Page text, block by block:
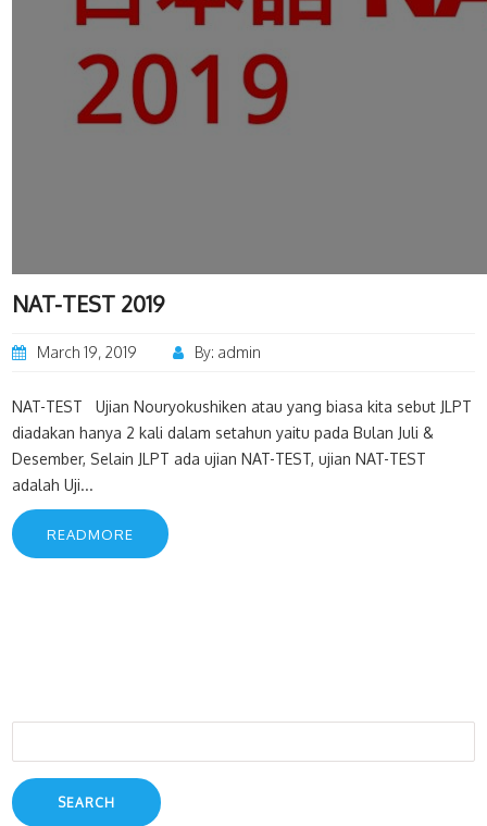
NAT-TEST 2019
March 19, 2019 By: admin
NAT-TEST Ujian Nouryokushiken atau yang biasa kita sebut JLPT
diadakan hanya 2 kali dalam setahun yaitu pada Bulan Juli &
Desember, Selain JLPT ada ujian NAT-TEST, ujian NAT-TEST
adalah Uji...
READMORE
for: